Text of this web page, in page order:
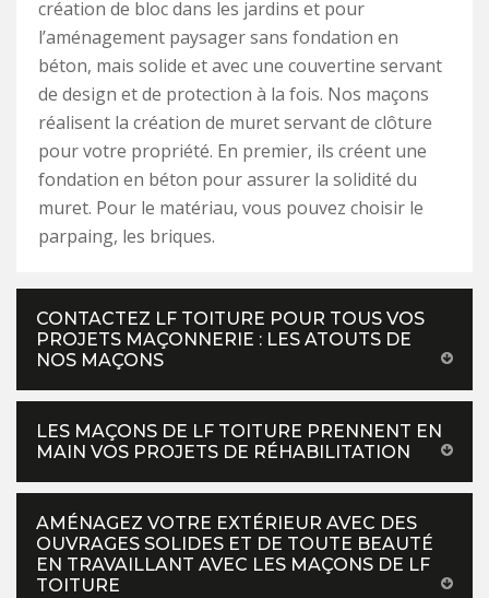
création de bloc dans les jardins et pour
l’aménagement paysager sans fondation en
béton, mais solide et avec une couvertine servant
de design et de protection à la fois. Nos maçons
réalisent la création de muret servant de clôture
pour votre propriété. En premier, ils créent une
fondation en béton pour assurer la solidité du
muret. Pour le matériau, vous pouvez choisir le
parpaing, les briques.
CONTACTEZ LF TOITURE POUR TOUS VOS
PROJETS MAÇONNERIE : LES ATOUTS DE
NOS MAÇONS
LES MAÇONS DE LF TOITURE PRENNENT EN
MAIN VOS PROJETS DE RÉHABILITATION
AMÉNAGEZ VOTRE EXTÉRIEUR AVEC DES
OUVRAGES SOLIDES ET DE TOUTE BEAUTÉ
EN TRAVAILLANT AVEC LES MAÇONS DE LF
TOITURE